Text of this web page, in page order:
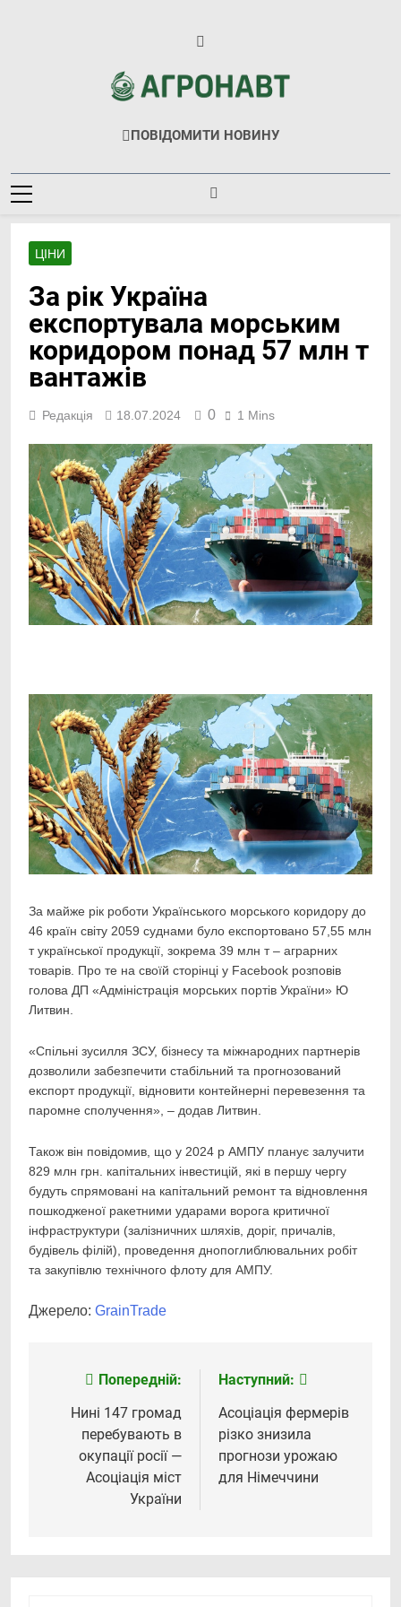
Агронавт
Новини Українського Агробізнесу
ПОВІДОМИТИ НОВИНУ
ЦІНИ
За рік Україна
експортувала морським
коридором понад 57 млн т
вантажів
Редакція 18.07.2024 0 1 Mins
Link
За майже рік роботи Українського морського коридору до
46 країн світу 2059 суднами було експортовано 57,55 млн
т української продукції, зокрема 39 млн т – аграрних
товарів. Про те на своїй сторінці у Facebook розповів
голова ДП «Адміністрація морських портів України» Ю
Литвин.
«Спільні зусилля ЗСУ, бізнесу та міжнародних партнерів
дозволили забезпечити стабільний та прогнозований
експорт продукції, відновити контейнерні перевезення та
паромне сполучення», – додав Литвин.
Також він повідомив, що у 2024 р АМПУ планує залучити
829 млн грн. капітальних інвестицій, які в першу чергу
будуть спрямовані на капітальний ремонт та відновлення
пошкодженої ракетними ударами ворога критичної
інфраструктури (залізничних шляхів, доріг, причалів,
будівель філій), проведення днопоглиблювальних робіт
та закупівлю технічного флоту для АМПУ.
Джерело: GrainTrade
Навігація
записів
Попередній:
Нині 147 громад
перебувають в
окупації росії —
Асоціація міст
України
Наступний:
Асоціація фермерів
різко знизила
прогнози урожаю
для Німеччини